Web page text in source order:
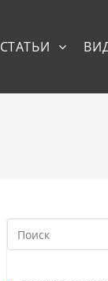
СТАТЬИ